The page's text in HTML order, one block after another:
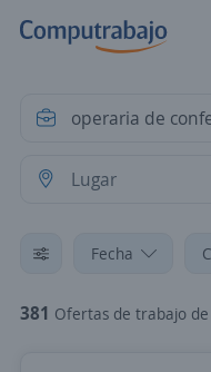
Fecha
381 Ofertas de trabajo de